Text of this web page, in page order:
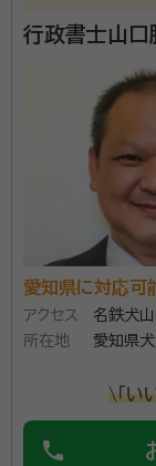
行政書士山口
愛知県に対応可
アクセス
名鉄犬山
所在地
愛知県
\「い
phone